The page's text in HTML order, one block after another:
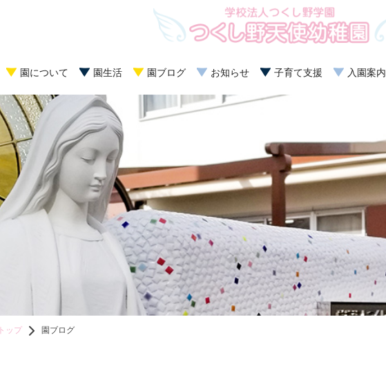
園について 園生活 園ブログ お知らせ 子育て支援 入園案内
トップ 園ブログ